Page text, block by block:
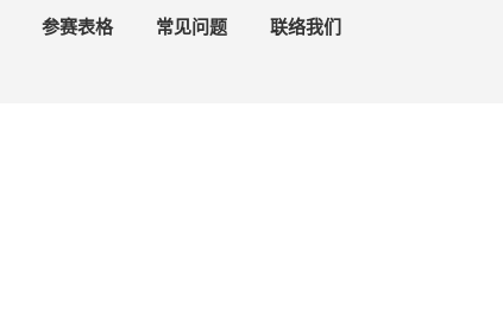
参赛表格 常见问题 联络我们